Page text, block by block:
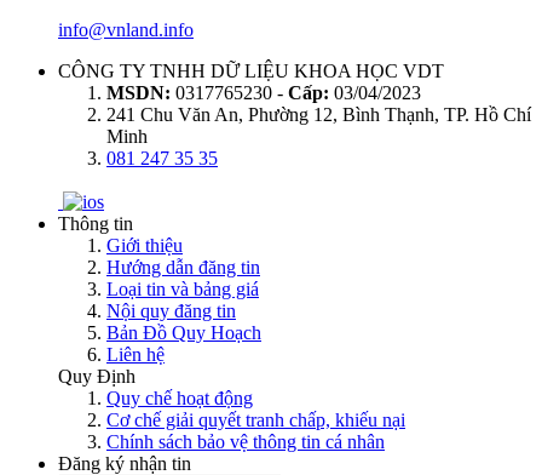
info@vnland.info
CÔNG TY TNHH DỮ LIỆU KHOA HỌC VDT
MSDN: 0317765230 - Cấp: 03/04/2023
241 Chu Văn An, Phường 12, Bình Thạnh, TP. Hồ Chí
Minh
081 247 35 35
Thông tin
Giới thiệu
Hướng dẫn đăng tin
Loại tin và bảng giá
Nội quy đăng tin
Bản Đồ Quy Hoạch
Liên hệ
Quy Định
Quy chế hoạt động
Cơ chế giải quyết tranh chấp, khiếu nại
Chính sách bảo vệ thông tin cá nhân
Đăng ký nhận tin